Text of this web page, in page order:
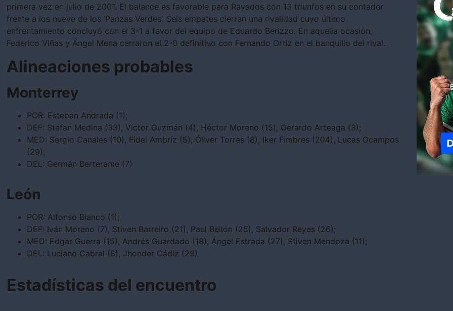
primera vez en julio de 2001. El balance es favorable para Rayados con 13 triunfos en su contador
frente a los nueve de los ‘Panzas Verdes’. Seis empates cierran una rivalidad cuyo último
enfrentamiento concluyó con el 3-1 a favor del equipo de Eduardo Berizzo. En aquella ocasión,
Federico Viñas y Ángel Mena cerraron el 2-0 definitivo con Fernando Ortiz en el banquillo del rival.
Alineaciones probables
Monterrey
POR: Esteban Andrada (1);
DEF: Stefan Medina (33), Víctor Guzmán (4), Héctor Moreno (15), Gerardo Arteaga (3);
MED: Sergio Canales (10), Fidel Ambríz (5), Óliver Torres (8), Iker Fimbres (204), Lucas Ocampos
(29);
DEL: Germán Berterame (7)
León
POR: Alfonso Blanco (1);
DEF: Iván Moreno (7), Stiven Barreiro (21), Paul Bellón (25), Salvador Reyes (26);
MED: Edgar Guerra (15), Andrés Guardado (18), Ángel Estrada (27), Stiven Mendoza (11);
DEL: Luciano Cabral (8), Jhonder Cádiz (29)
Estadísticas del encuentro